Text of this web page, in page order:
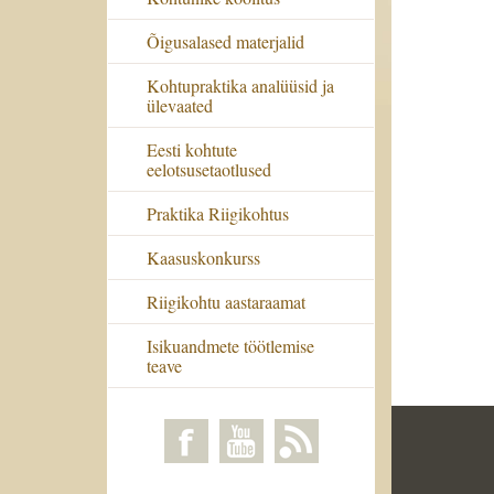
Õigusalased materjalid
Kohtupraktika analüüsid ja
ülevaated
Eesti kohtute
eelotsusetaotlused
Praktika Riigikohtus
Kaasuskonkurss
Riigikohtu aastaraamat
Isikuandmete töötlemise
teave